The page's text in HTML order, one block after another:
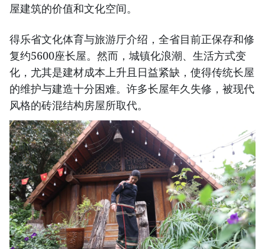
屋建筑的价值和文化空间。
得乐省文化体育与旅游厅介绍，全省目前正保存和修
复约5600座长屋。然而，城镇化浪潮、生活方式变
化，尤其是建材成本上升且日益紧缺，使得传统长屋
的维护与建造十分困难。许多长屋年久失修，被现代
风格的砖混结构房屋所取代。